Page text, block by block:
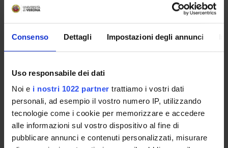
Consenso Dettagli Impostazioni degli annunci
Uso responsabile dei dati
Noi e i nostri 1022 partner trattiamo i vostri dati
personali, ad esempio il vostro numero IP, utilizzando
tecnologie come i cookie per memorizzare e accedere
alle informazioni sul vostro dispositivo al fine di
pubblicare annunci e contenuti personalizzati, misurare
Luigi Benini
Italo Vantini
Gastroenterologia